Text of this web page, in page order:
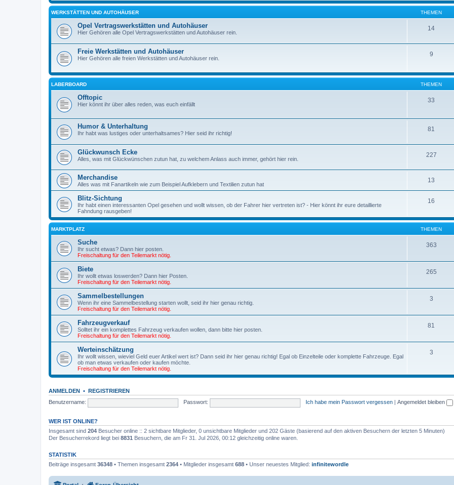
WERKSTÄTTEN UND AUTOHÄUSER THEMEN
Opel Vertragswerkstätten und Autohäuser
Hier Gehören alle Opel Vertragswerkstätten und Autohäuser rein.
14
Freie Werkstätten und Autohäuser
Hier Gehören alle freien Werkstätten und Autohäuser rein.
9
LABERBOARD THEMEN
Offtopic
Hier könnt ihr über alles reden, was euch einfällt
33
Humor & Unterhaltung
Ihr habt was lustiges oder unterhaltsames? Hier seid ihr richtig!
81
Glückwunsch Ecke
Alles, was mit Glückwünschen zutun hat, zu welchem Anlass auch immer, gehört hier rein.
227
Merchandise
Alles was mit Fanartikeln wie zum Beispiel Aufklebern und Textilien zutun hat
13
Blitz-Sichtung
Ihr habt einen interessanten Opel gesehen und wollt wissen, ob der Fahrer hier vertreten ist? - Hier könnt ihr eure detaillierte
Fahndung rausgeben!
16
MARKTPLATZ THEMEN
Suche
Ihr sucht etwas? Dann hier posten.
Freischaltung für den Teilemarkt nötig.
363
Biete
Ihr wollt etwas loswerden? Dann hier Posten.
Freischaltung für den Teilemarkt nötig.
265
Sammelbestellungen
Wenn ihr eine Sammelbestellung starten wollt, seid ihr hier genau richtig.
Freischaltung für den Teilemarkt nötig.
3
Fahrzeugverkauf
Solltet ihr ein komplettes Fahrzeug verkaufen wollen, dann bitte hier posten.
Freischaltung für den Teilemarkt nötig.
81
Werteinschätzung
Ihr wollt wissen, wieviel Geld euer Artikel wert ist? Dann seid ihr hier genau richtig! Egal ob Einzelteile oder komplette Fahrzeuge. Egal
ob man etwas verkaufen oder kaufen möchte.
Freischaltung für den Teilemarkt nötig.
3
ANMELDEN • REGISTRIEREN
Benutzername:
Passwort: Ich habe mein Passwort vergessen Angemeldet bleiben
WER IST ONLINE?
Insgesamt sind 204 Besucher online :: 2 sichtbare Mitglieder, 0 unsichtbare Mitglieder und 202 Gäste (basierend auf den aktiven Besuchern der letzten 5 Minuten)
Der Besucherrekord liegt bei 8831 Besuchern, die am Fr 31. Jul 2026, 00:12 gleichzeitig online waren.
STATISTIK
Beiträge insgesamt 36348 • Themen insgesamt 2364 • Mitglieder insgesamt 688 • Unser neuestes Mitglied: infinitewordle